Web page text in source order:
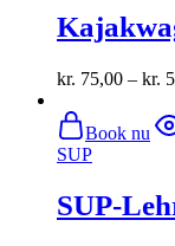
kr. 75,00 – kr.
Book nu
SUP
SUP-